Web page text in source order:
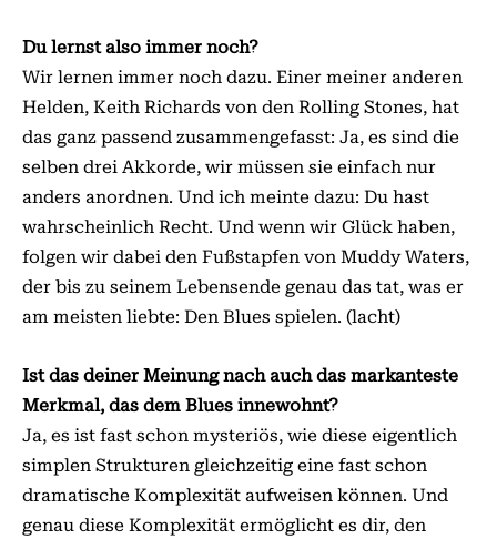
Du lernst also immer noch?
Wir lernen immer noch dazu. Einer meiner anderen
Helden, Keith Ri­­chards von den Rolling Stones, hat
das ganz passend zusammengefasst: Ja, es sind die
selben drei Akkorde, wir müssen sie einfach nur
anders anordnen. Und ich meinte dazu: Du hast
wahrscheinlich Recht. Und wenn wir Glück haben,
folgen wir dabei den Fußstapfen von Muddy Waters,
der bis zu seinem Lebensende genau das tat, was er
am meisten liebte: Den Blues spielen. (lacht)
Ist das deiner Meinung nach auch das markanteste
Merkmal, das dem Blues innewohnt?
Ja, es ist fast schon mysteriös, wie diese eigentlich
simplen Strukturen gleichzeitig eine fast schon
dramatische Komplexität aufweisen können. Und
genau diese Komplexität ermöglicht es dir, den